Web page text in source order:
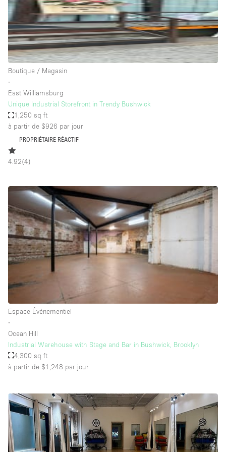
Espace Epuré / Minimaliste
Exposition Véhicules
Internet
Jardin
Lumière du Jour
Mobilier
Parking Privé
Rooftop / Terrasse
Réserve
Salle de Bain
Smoking Area
Soundproof
Style Haussmannien
Style Industriel
Système de sécurité
Toilettes
Water Access
Éclairage
Électricité
Boutique / Magasin
∙
East Williamsburg
Unique Industrial Storefront in Trendy Bushwick
1,250 sq ft
à partir de $926 par jour
PROPRIÉTAIRE RÉACTIF
4.92(4)
Espace Événementiel
∙
Ocean Hill
Industrial Warehouse with Stage and Bar in Bushwick, Brooklyn
4,300 sq ft
à partir de $1,248 par jour